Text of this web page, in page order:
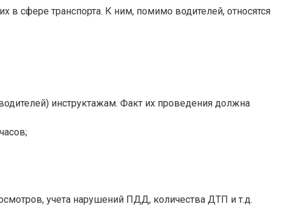
в сфере транспорта. К ним, помимо водителей, относятся
инструктажам. Факт их проведения должна
учета нарушений ПДД, количества ДТП и т.д.